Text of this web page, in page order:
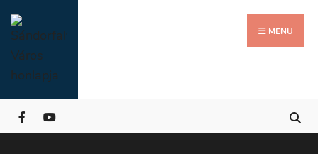
Skip
to
content
MENU
for:
Close